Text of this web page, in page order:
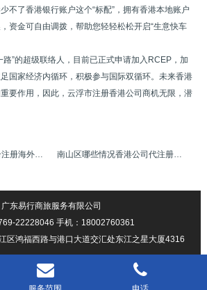
不了香港银行账户这个“标配”，拥有香港本地账户
资金可自由调拨，帮助您轻轻松松开启“生意快车
路”的超级联络人，目前已正式申请加入RCEP，加
国家经济内循环，积极参与国际双循环。未来香港
要作用，因此，云浮市注册香港公司商机无限，潜
外离岛公司 南山区哪些情况香港公司代注册，香港公司代申请，代办注册香港公司，代申请注册香港公司名称难获批
广东易行商旅服务有限公司
22228046 手机：18002760361
区鸿福西路与港口大道交汇处东江之星大厦4316